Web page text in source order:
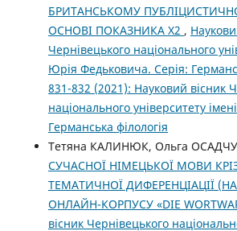
БРИТАНСЬКОМУ
ОСНОВІ ПОКАЗНИКА Χ2 ,
Чернівецького національного
Юрія Федьковича. Серія:
831-832 (2021): Науковий вісник
національного університету
Германська філологія
Тетяна КАЛИНЮК, Ольга
СУЧАСНОЇ НІМЕЦЬКОЇ МОВИ
ТЕМАТИЧНОЇ ДИФЕРЕНЦІАЦІЇ
ОНЛАЙН-КОРПУСУ «DIE
вісник Чернівецького